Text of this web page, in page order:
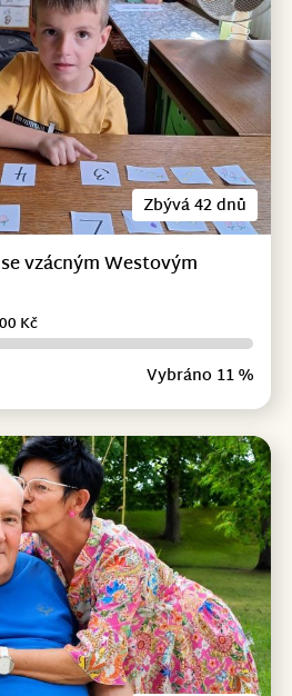
Zbývá 42 dnů
vzácným Westovým
Vybráno 11 %
Kč